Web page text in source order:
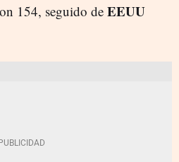
154, seguido de EEUU